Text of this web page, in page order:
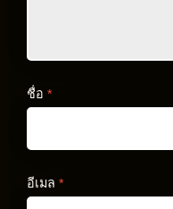
ชื่อ *
อีเมล *